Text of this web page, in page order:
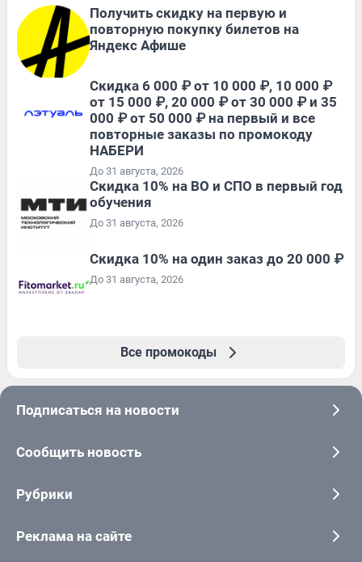
Получить скидку на первую и
повторную покупку билетов на
Яндекс Афише
Скидка 6 000 ₽ от 10 000 ₽, 10 000 ₽
от 15 000 ₽, 20 000 ₽ от 30 000 ₽ и 35
000 ₽ от 50 000 ₽ на первый и все
повторные заказы по промокоду
НАБЕРИ
До 31 августа, 2026
Скидка 10% на ВО и СПО в первый год
обучения
До 31 августа, 2026
Скидка 10% на один заказ до 20 000 ₽
До 31 августа, 2026
Все промокоды
Подписаться на новости
Сообщить новость
Рубрики
Реклама на сайте